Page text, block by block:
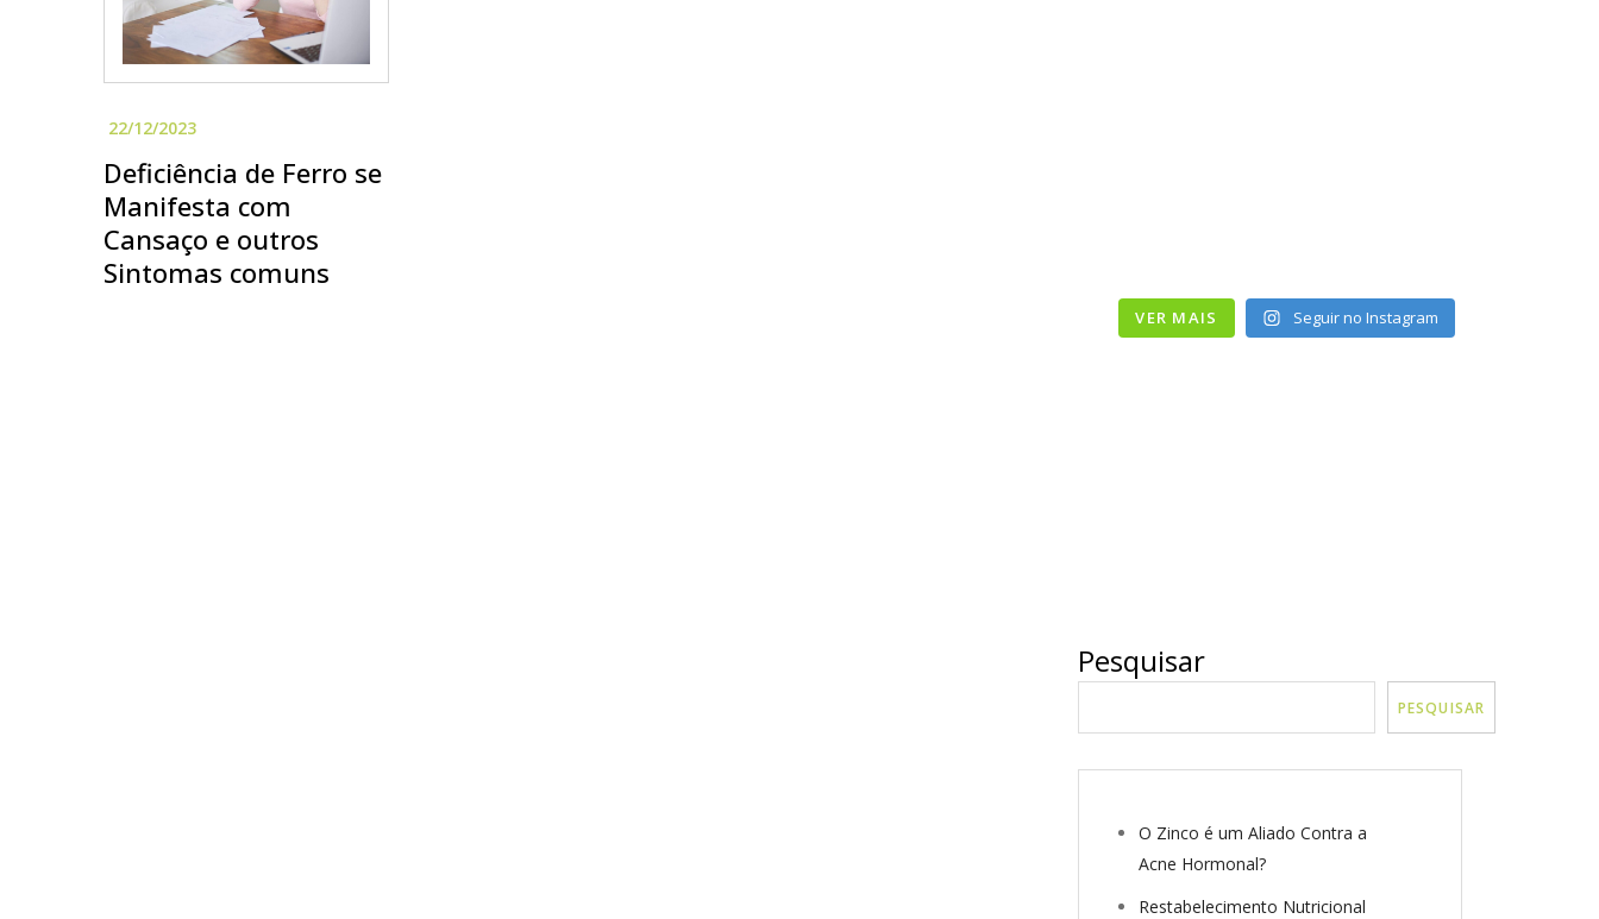
Deficiência de Ferro se
Manifesta com
Cansaço e outros
Sintomas comuns
VER MAIS Seguir no Instagram
Pesquisar
PESQUISAR
O Zinco é um Aliado Contra a
Acne Hormonal?
Restabelecimento Nutricional